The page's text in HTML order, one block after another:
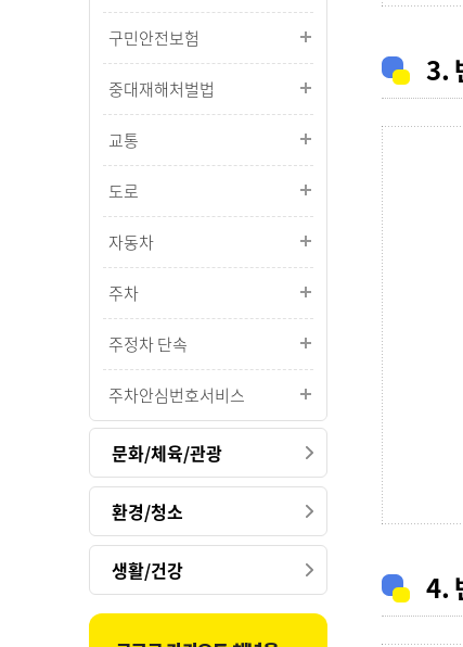
구민안전보험
중대재해처벌법
교통
도로
자동차
주차
주정차 단속
주차안심번호서비스
문화/체육/관광
환경/청소
생활/건강
3.
4.